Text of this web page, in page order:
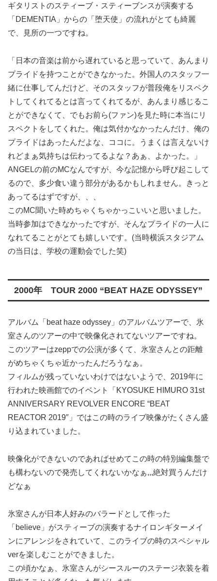
ギタリストのスティーブ・スティーブンスが演奏する
「DEMENTIA」からの「堕天使」の流れがとても綺麗
で、見所の一つですね。
「日本の音楽は前から遅れていると思っていて、あんまり
プライドを持つことができなかった。外国人のスタッフ一
緒に仕事してんだけど、そのスタッフが普段俺をリスペク
トしてくれてるとは言ってくれてるが、あんまり感じるこ
とができなくて、でもお前ら(ファン)を見た時に本当にリ
スペクトをしてくれた。俺は気付かなかったんだけ、俺の
プライドはあったんだよな、ココに。うまくは言えないけ
れどまぁ気持ちは伝わってるよな？あぁ、よかった。」
ANGELの前のMCなんですが、今な記憶から呼び起こして
るので、多少食い違う部分があるかもしれません。きっと
あってるはずですが、、、
このMC聞いた時めちゃくちゃかっこいいと思いました。
当時参加はできなかったですが、そんなプライドの一人に
なれてることがとても嬉しいです。(当時横浜スタジアム
の当日は、学校の運動会でした笑)
2000年 TOUR 2000 “BEAT HAZE ODYSSEY”
アルバム「beat haze odyssey」のアルバムツアーで、氷
室さんのツアーの中で映像化されてないツアーですね。
このツアーはzeppでの公演が多くて、氷室さんとの距離
がめちゃくちゃ近かったんだろうなぁ。
フィルムが残っていないわけではないようで、2019年に
行われた映画館でのイベント「KYOSUKE HIMURO 31st
ANNIVERSARY REVOLVER ENCORE “BEAT
REACTOR 2019″」ではこの時のライブ映像がたくさん盛
り込まれていました。
映像化ができないのであればせめてこの時の特別編集盤で
も構わないので発売してくれないかなぁ,,,絶対買うんだけ
どなぁ
氷室さんが日本人好みのバラードとして作った
「believe」がスティーブの演奏するナイロンギターメイ
ンにアレンジをされていて、このライブの時のスペシャル
verを楽しむことができました。
この頃かなぁ、氷室さんがシースルーのステージ衣装を着